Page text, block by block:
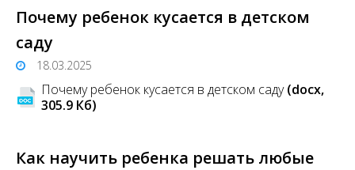
Почему ребенок кусается в детском
саду
18.03.2025
Почему ребенок кусается в детском саду(docx,
305.9 Кб)
Как научить ребенка решать любые